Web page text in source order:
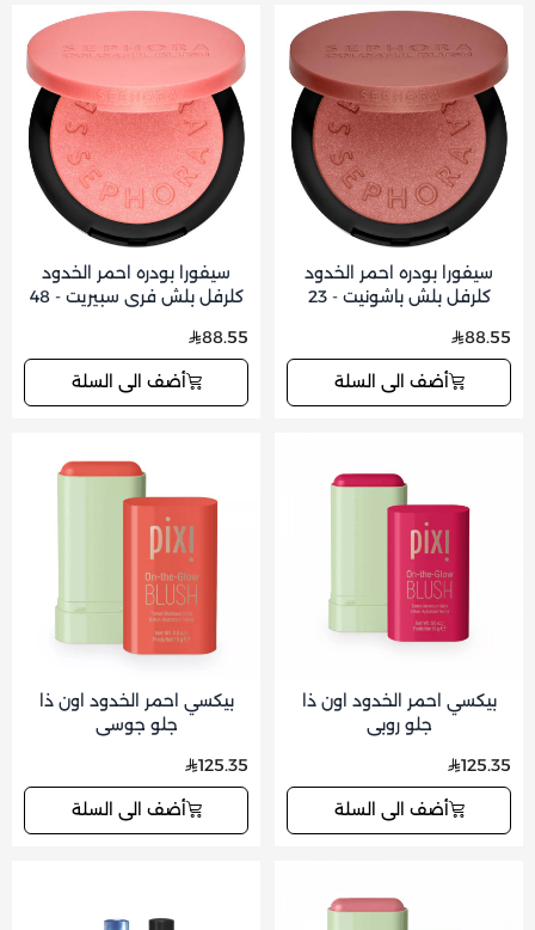
سيفورا بودره احمر الخدود
كلرفل بلش باشونيت - 23
88.55
أضف الى السلة
سيفورا بودره احمر الخدود
كلرفل بلش فري سبيريت - 48
88.55
أضف الى السلة
بيكسي احمر الخدود اون ذا
جلو روبي
125.35
أضف الى السلة
بيكسي احمر الخدود اون ذا
جلو جوسي
125.35
أضف الى السلة